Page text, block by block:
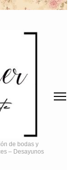
de bodas y
– Desayunos